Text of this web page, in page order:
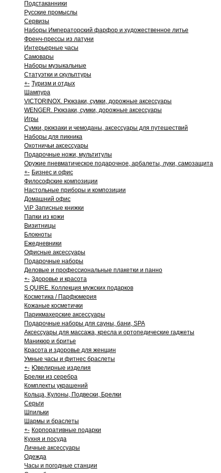
Подстаканники
Русские промыслы
Сервизы
Наборы Императорский фарфор и художественное литье
Френч-прессы из латуни
Интерьерные часы
Самовары
Наборы музыкальные
Статуэтки и скульптуры
+- Туризм и отдых
Шампура
VICTORINOX. Рюкзаки, сумки, дорожные аксессуары
WENGER. Рюкзаки, сумки, дорожные аксессуары
Игры
Сумки, рюкзаки и чемоданы, аксессуары для путешествий
Наборы для пикника
Охотничьи аксессуары
Подарочные ножи, мультитулы
Оружие пневматическое подарочное, арбалеты, луки, самозащита
+- Бизнес и офис
Философские композиции
Настольные приборы и композиции
Домашний офис
ViP Записные книжки
Папки из кожи
Визитницы
Блокноты
Ежедневники
Офисные аксессуары
Подарочные наборы
Деловые и профессиональные плакетки и панно
+- Здоровье и красота
S QUIRE. Коллекция мужских подарков
Косметика / Парфюмерия
Кожаные косметички
Парикмахерские аксессуары
Подарочные наборы для сауны, бани, SPA
Аксессуары для массажа, кресла и ортопедические гаджеты
Маникюр и бритье
Красота и здоровье для женщин
Умные часы и фитнес браслеты
+- Ювелирные изделия
Брелки из серебра
Комплекты украшений
Кольца, Кулоны, Подвески, Брелки
Серьги
Шпильки
Шармы и браслеты
+- Корпоративные подарки
Кухня и посуда
Личные аксессуары
Одежда
Часы и погодные станции